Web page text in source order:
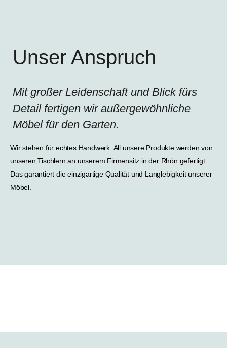
Unser Anspruch
Mit großer Leidenschaft und Blick fürs
Detail fertigen wir außergewöhnliche
Möbel für den Garten.
Wir stehen für echtes Handwerk. All unsere Produkte werden von
unseren Tischlern an unserem Firmensitz in der Rhön gefertigt.
Das garantiert die einzigartige Qualität und Langlebigkeit unserer
Möbel.